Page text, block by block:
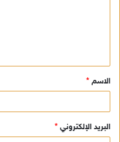
ق
*
الاسم *
البريد الإلكتروني *